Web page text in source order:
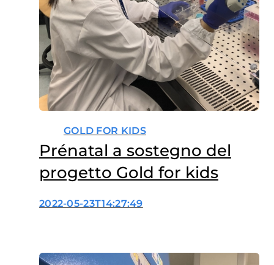
GOLD FOR KIDS
Prénatal a sostegno del
progetto Gold for kids
2022-05-23T14:27:49